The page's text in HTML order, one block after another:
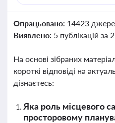
Опрацьовано: 14423
Виявлено: 5 публікацій за
На основі зібраних
короткі відповіді на
дізнаєтесь:
Яка роль місцевого
просторовому